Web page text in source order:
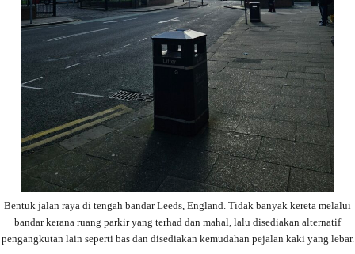
Bentuk jalan raya di tengah bandar Leeds, England. Tidak banyak kereta melalui
bandar kerana ruang parkir yang terhad dan mahal, lalu disediakan alternatif
pengangkutan lain seperti bas dan disediakan kemudahan pejalan kaki yang lebar.